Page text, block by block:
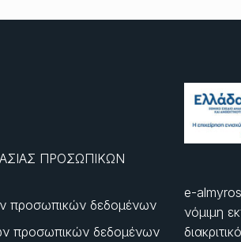
ΠΡΟΣΩΠΙΚΩΝ
προσωπικών δεδομένων
προσωπικών δεδομένων
e-
νόμιμη